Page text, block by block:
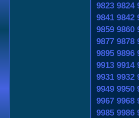
9823 9824
9841 9842
9859 9860
9877 9878
9895 9896
9913 9914
9931 9932
9949 9950
9967 9968
9985 9986